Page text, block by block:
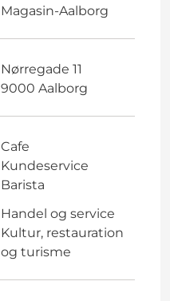
Magasin-Aalborg
Nørregade 11
9000 Aalborg
Cafe
Kundeservice
Barista
Handel og service
Kultur, restauration
og turisme